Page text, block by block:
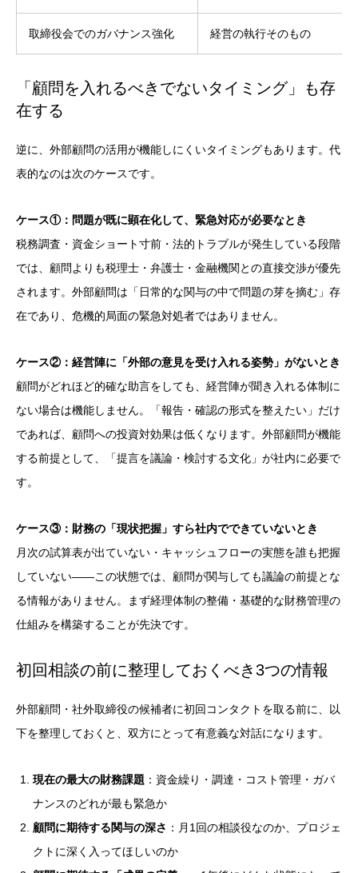
取締役会でのガバナンス強化 経営の執行そのもの
「顧問を入れるべきでないタイミング」も存
在する
逆に、外部顧問の活用が機能しにくいタイミングもあります。代
表的なのは次のケースです。
ケース①：問題が既に顕在化して、緊急対応が必要なとき
税務調査・資金ショート寸前・法的トラブルが発生している段階
では、顧問よりも税理士・弁護士・金融機関との直接交渉が優先
されます。外部顧問は「日常的な関与の中で問題の芽を摘む」存
在であり、危機的局面の緊急対処者ではありません。
ケース②：経営陣に「外部の意見を受け入れる姿勢」がないとき
顧問がどれほど的確な助言をしても、経営陣が聞き入れる体制に
ない場合は機能しません。「報告・確認の形式を整えたい」だけ
であれば、顧問への投資対効果は低くなります。外部顧問が機能
する前提として、「提言を議論・検討する文化」が社内に必要で
す。
ケース③：財務の「現状把握」すら社内でできていないとき
月次の試算表が出ていない・キャッシュフローの実態を誰も把握
していない——この状態では、顧問が関与しても議論の前提とな
る情報がありません。まず経理体制の整備・基礎的な財務管理の
仕組みを構築することが先決です。
初回相談の前に整理しておくべき3つの情報
外部顧問・社外取締役の候補者に初回コンタクトを取る前に、以
下を整理しておくと、双方にとって有意義な対話になります。
現在の最大の財務課題 ：資金繰り・調達・コスト管理・ガバ
ナンスのどれが最も緊急か
顧問に期待する関与の深さ ：月1回の相談役なのか、プロジェ
クトに深く入ってほしいのか